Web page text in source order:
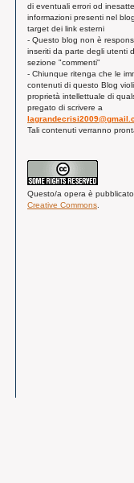
di eventuali errori od
informazioni presenti nel
target dei link esterni
- Questo blog non è
inseriti da parte degli utenti
sezione "commenti"
- Chiunque ritenga che le
contenuti di questo Blog
proprietà intellettuale di
pregato di scrivere a
Tali contenuti verranno
Questo/a opera è
Creative Commons